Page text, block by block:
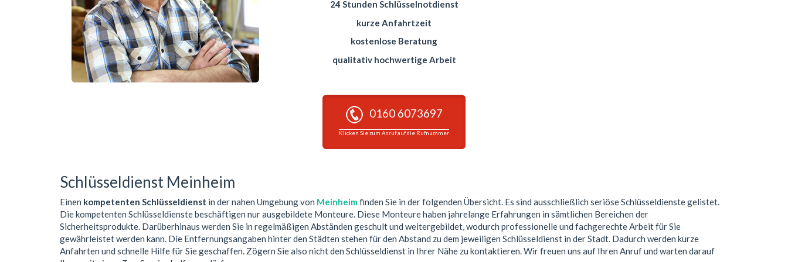
24 Stunden Schlüsselnotdienst
kurze Anfahrtzeit
kostenlose Beratung
qualitativ hochwertige Arbeit
0160 6073697
Klicken Sie zum Anruf auf die Rufnummer
Schlüsseldienst Meinheim
Einen kompetenten Schlüsseldienst in der nahen Umgebung von Meinheim finden Sie in der folgenden Übersicht. Es sind ausschließlich seriöse Schlüsseldienste gelistet.
Die kompetenten Schlüsseldienste beschäftigen nur ausgebildete Monteure. Diese Monteure haben jahrelange Erfahrungen in sämtlichen Bereichen der
Sicherheitsprodukte. Darüberhinaus werden Sie in regelmäßigen Abständen geschult und weitergebildet, wodurch professionelle und fachgerechte Arbeit für Sie
gewährleistet werden kann. Die Entfernungsangaben hinter den Städten stehen für den Abstand zu dem jeweiligen Schlüsseldienst in der Stadt. Dadurch werden kurze
Anfahrten und schnelle Hilfe für Sie geschaffen. Zögern Sie also nicht den Schlüsseldienst in Ihrer Nähe zu kontaktieren. Wir freuen uns auf Ihren Anruf und warten darauf